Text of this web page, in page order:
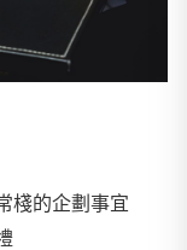
棧的企劃事宜